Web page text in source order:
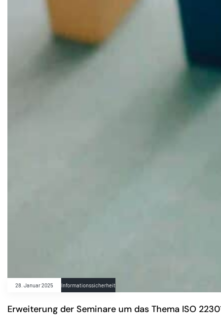
28. Januar 2025 Informationssicherheit
Erweiterung der Seminare um das Thema ISO